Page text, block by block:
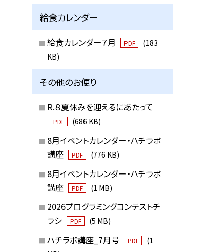
給食カレンダー
給食カレンダー７月 PDF
(183
KB)
その他のお便り
R.８夏休みを迎えるにあたって
PDF (686 KB)
8月イベントカレンダー・ハチラボ
講座
PDF (776 KB)
8月イベントカレンダー・ハチラボ
講座
PDF (1 MB)
2026プログラミングコンテストチ
ラシ
PDF (5 MB)
ハチラボ講座_7月号 PDF
(1